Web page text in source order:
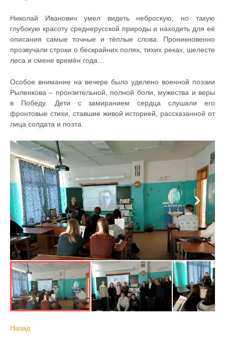
Николай Иванович умел видеть неброскую, но такую
глубокую красоту среднерусской природы и находить для её
описания самые точные и тёплые слова. Проникновенно
прозвучали строки о бескрайних полях, тихих реках, шелесте
леса и смене времён года…
Особое внимание на вечере было уделено военной поэзии
Рыленкова – пронзительной, полной боли, мужества и веры
в Победу. Дети с замиранием сердца слушали его
фронтовые стихи, ставшие живой историей, рассказанной от
лица солдата и поэта.
Назад